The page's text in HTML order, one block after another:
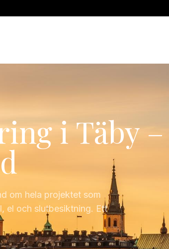
i Täby –
om hela projektet som
el och slutbesiktning. Ett